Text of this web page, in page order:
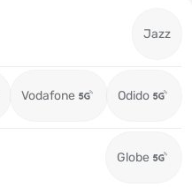
Jazz
Vodafone Odido
Globe